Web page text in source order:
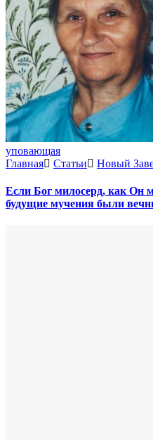
уповающая
Главная
Статьи Новый
Если Бог милосерд, как Он
будущие мучения были